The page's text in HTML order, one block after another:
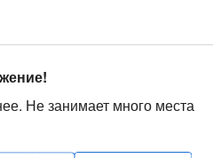
Не занимает много места